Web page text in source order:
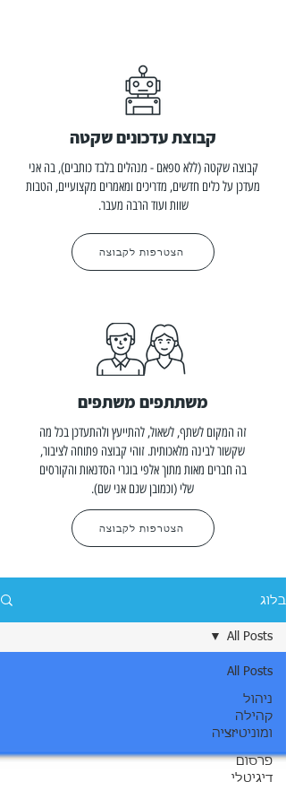
קבוצת עדכונים שקטה
קבוצה שקטה (ללא ספאם - מנהלים בלבד כותבים), בה אני
מעדכן על כלים חדשים, מדריכים ומאמרים מקצועיים, הטבות
שוות ועוד הרבה מעבר.
הצטרפות לקבוצה
משתתפים משתפים
זה המקום לשתף, לשאול, להתייעץ ולהתעדכן בכל מה
שקשור לבינה מלאכותית. זוהי קבוצה פתוחה לציבור,
בה חברים מאות מתוך אלפי בוגרי הסדנאות והקורסים
שלי (וכמובן שגם אני שם).
הצטרפות לקבוצה
בלוג
All Posts
ניהול
קהילה
ומוניטיזציה
פרסום
דיגיטלי
All Posts